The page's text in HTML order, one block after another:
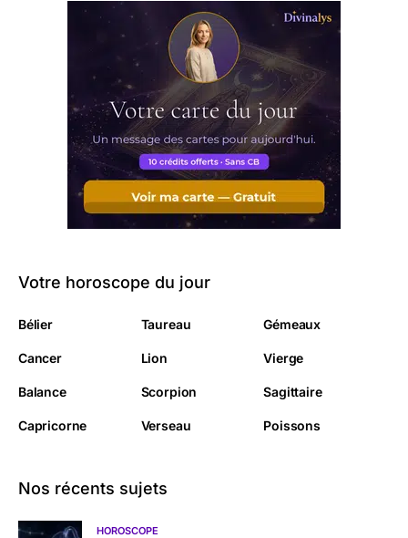
Votre horoscope du jour
Bélier Taureau Gémeaux
Cancer Lion Vierge
Balance Scorpion Sagittaire
Capricorne Verseau Poissons
Nos récents sujets
HOROSCOPE